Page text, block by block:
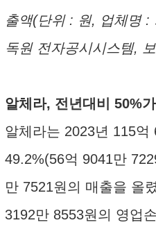
출액(단위 : 원, 업체명
독원 전자공시시스템,
알체라, 전년대비 50%
알체라는 2023년 115억
49.2%(56억 9041만
만 7521원의 매출을 올
3192만 8553원의 영업